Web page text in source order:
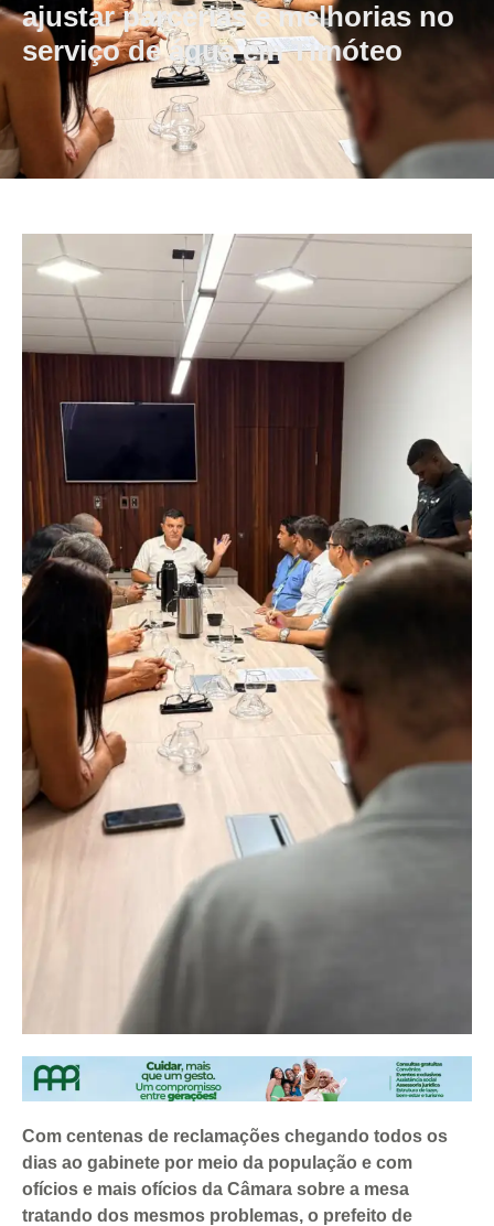
ajustar parcerias e melhorias no
serviço de água em Timóteo
Com centenas de reclamações chegando todos os
dias ao gabinete por meio da população e com
ofícios e mais ofícios da Câmara sobre a mesa
tratando dos mesmos problemas, o prefeito de